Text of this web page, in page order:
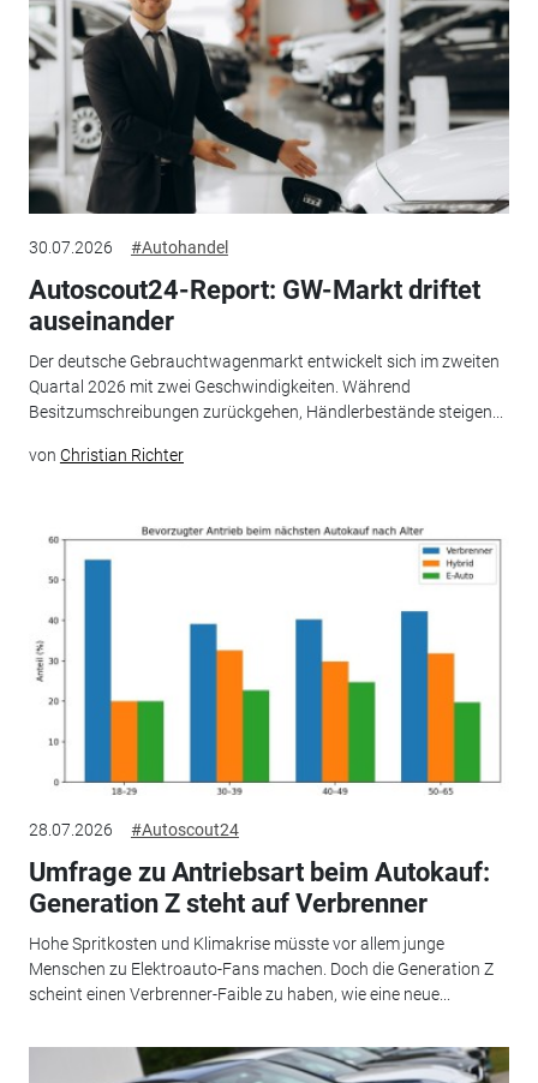
30.07.2026 #Autohandel
Autoscout24-Report: GW-Markt driftet
auseinander
Der deutsche Gebrauchtwagenmarkt entwickelt sich im zweiten
Quartal 2026 mit zwei Geschwindigkeiten. Während
Besitzumschreibungen zurückgehen, Händlerbestände steigen...
von Christian Richter
28.07.2026 #Autoscout24
Umfrage zu Antriebsart beim Autokauf:
Generation Z steht auf Verbrenner
Hohe Spritkosten und Klimakrise müsste vor allem junge
Menschen zu Elektroauto-Fans machen. Doch die Generation Z
scheint einen Verbrenner-Faible zu haben, wie eine neue...